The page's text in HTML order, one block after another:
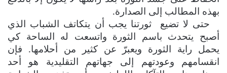
بهذه المطالب إلى الصدارة.
حتى لا تضيع
ثورتنا يجب أن يتكاتف الشباب الذي
أصبح يتحدث باسم الثورة واتسعت له الساحة كي
يحمل راية الثورة ويعبرّ عن كثير من أحلامها. فإن
انقسامهم وعودتهم إلى جهاتهم التقليدية هو أحد